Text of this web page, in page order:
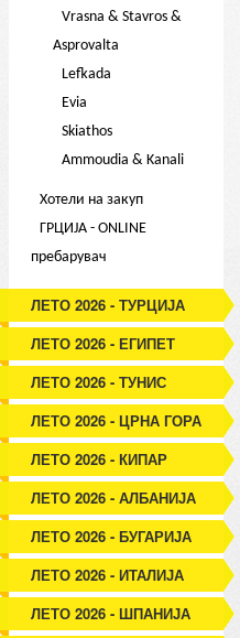
Vrasna & Stavros &
Asprovalta
Lefkada
Evia
Skiathos
Ammoudia & Kanali
Хотели на закуп
ГРЦИЈА - ONLINE
пребарувач
ЛЕТО 2026 - ТУРЦИЈА
ЛЕТО 2026 - ЕГИПЕТ
ЛЕТО 2026 - ТУНИС
ЛЕТО 2026 - ЦРНА ГОРА
ЛЕТО 2026 - КИПАР
ЛЕТО 2026 - АЛБАНИЈА
ЛЕТО 2026 - БУГАРИЈА
ЛЕТО 2026 - ИТАЛИЈА
ЛЕТО 2026 - ШПАНИЈА